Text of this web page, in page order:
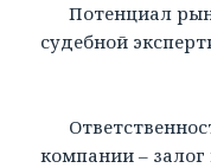
Потенциал
судебной
компании –